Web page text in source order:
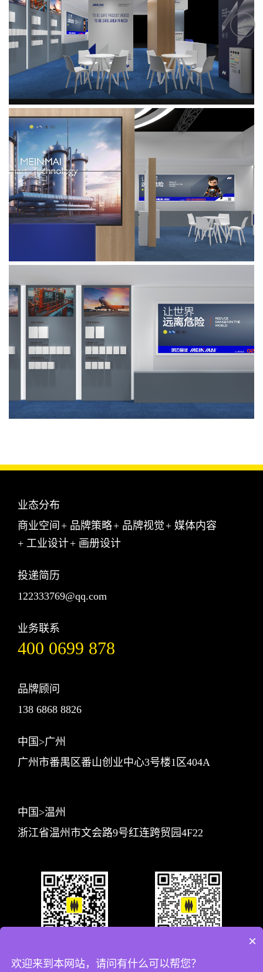
业态分布
商业空间 + 品牌策略+ 品牌视觉+ 媒体内容
+ 工业设计+ 画册设计
投递简历
122333769@qq.com
业务联系
400 0699 878
品牌顾问
138 6868 8826
中国>广州
广州市番禺区番山创业中心3号楼1区404A
中国>温州
浙江省温州市文会路9号红连跨贸园4F22
×
欢迎来到本网站，请问有什么可以帮您？